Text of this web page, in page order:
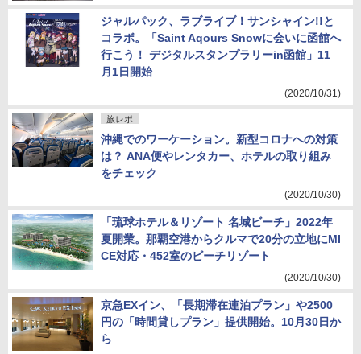
ジャルパック、ラブライブ！サンシャイン!!と
コラボ。「Saint Aqours Snowに会いに函館へ
行こう！ デジタルスタンプラリーin函館」11
月1日開始
(2020/10/31)
旅レポ
沖縄でのワーケーション。新型コロナへの対策
は？ ANA便やレンタカー、ホテルの取り組み
をチェック
(2020/10/30)
「琉球ホテル＆リゾート 名城ビーチ」2022年
夏開業。那覇空港からクルマで20分の立地にMI
CE対応・452室のビーチリゾート
(2020/10/30)
京急EXイン、「長期滞在連泊プラン」や2500
円の「時間貸しプラン」提供開始。10月30日か
ら